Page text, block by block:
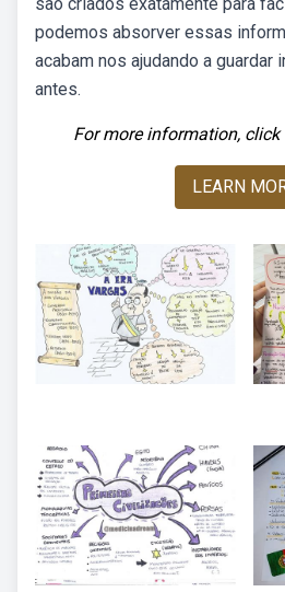
podemos absorver essas
acabam nos ajudando a guardar
antes.
For more information, click
LEARN